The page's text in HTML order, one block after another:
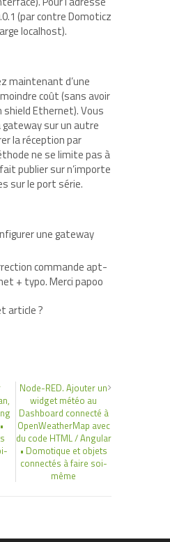
(par contre Domoticz
localhost).
maintenant d’une
coût (sans avoir
shield Ethernet). Vous
sur un autre
la réception par
ne se limite pas à
publier sur n’importe
sur le port série.
une gateway
commande apt-
+ typo. Merci papoo
article ?
Node-RED. Ajouter un
widget météo au
Dashboard connecté à
OpenWeatherMap avec
du code HTML / Angular
• Domotique et objets
connectés à faire soi-
même